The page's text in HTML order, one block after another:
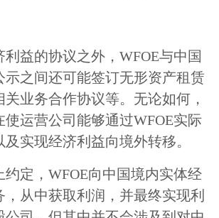
利益的协议之外，WFOE与中国
示之间还可能签订无形资产租赁
业务合作协议等。无论如何，
运营公司能够通过WFOE实际
实现经济利益向境外转移。
定，WFOE向中国境内实体经
从中获取利润，并最终实现利